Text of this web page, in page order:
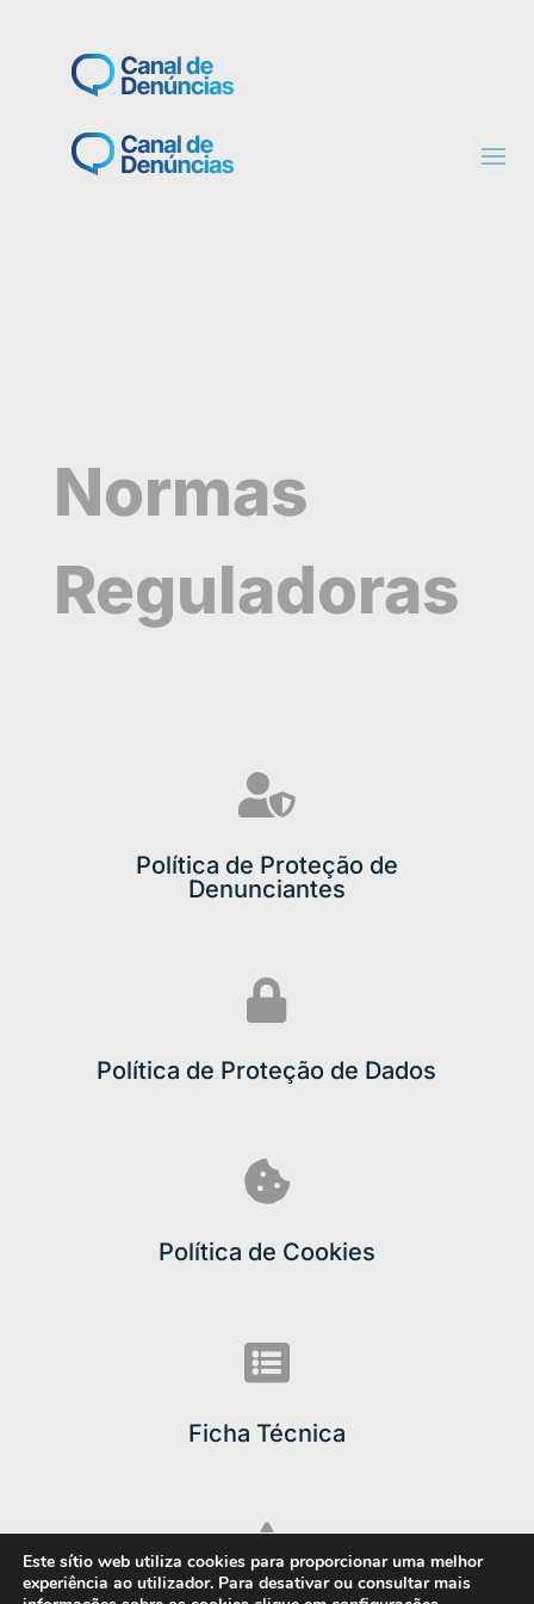
Normas
Reguladoras

Política de Proteção de
Denunciantes

Política de Proteção de Dados

Política de Cookies

Ficha Técnica

Este sítio web utiliza cookies para proporcionar uma melhor
experiência ao utilizador. Para desativar ou consultar mais